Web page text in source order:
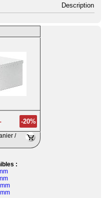
Description
-20%
/
: